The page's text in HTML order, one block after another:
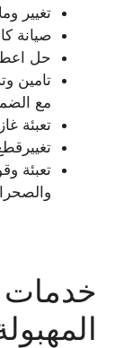
تغيير
صيانة
حل
تامين
مع
تعبئة
تعبئة
خدمات